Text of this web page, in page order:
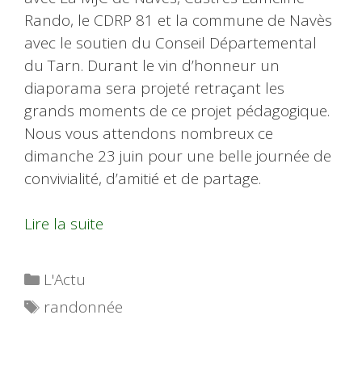
Rando, le CDRP 81 et la commune de Navès
avec le soutien du Conseil Départemental
du Tarn. Durant le vin d’honneur un
diaporama sera projeté retraçant les
grands moments de ce projet pédagogique.
Nous vous attendons nombreux ce
dimanche 23 juin pour une belle journée de
convivialité, d’amitié et de partage.
Lire la suite
Catégories
L'Actu
Étiquettes
randonnée